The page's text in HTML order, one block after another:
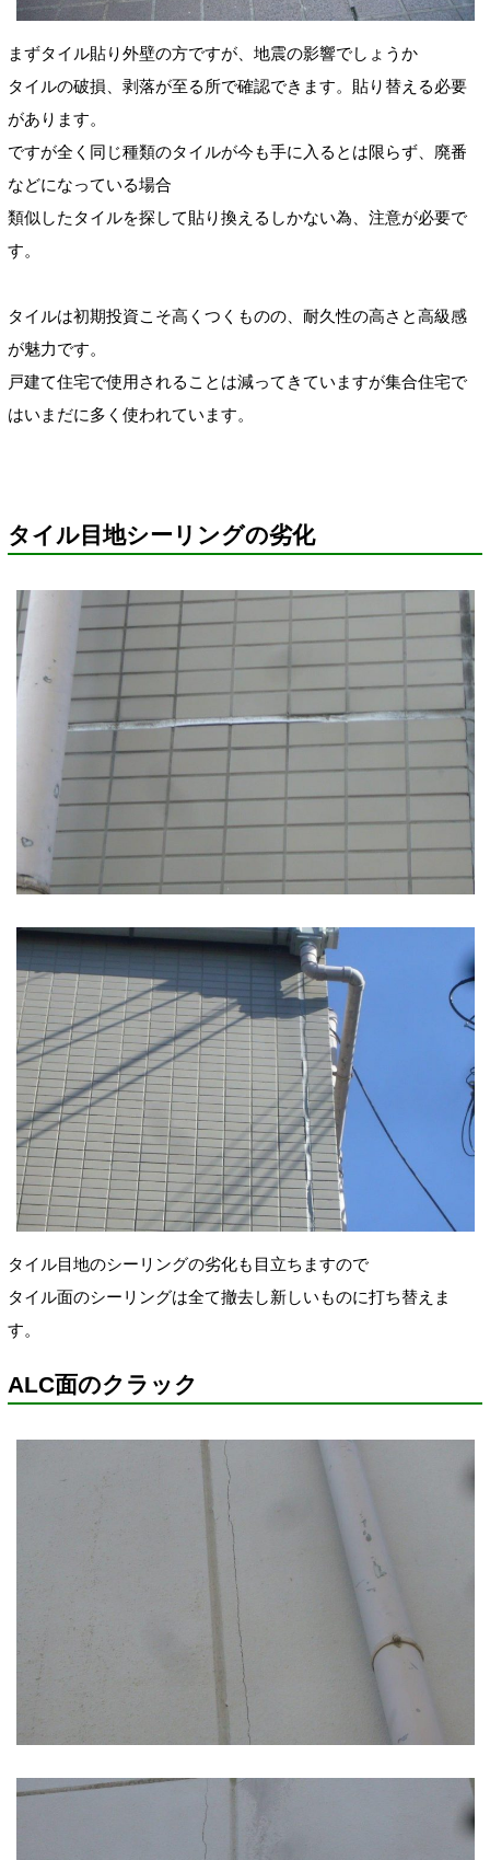
まずタイル貼り外壁の方ですが、地震の影響でしょうか
タイルの破損、剥落が至る所で確認できます。貼り替える必要
があります。
ですが全く同じ種類のタイルが今も手に入るとは限らず、廃番
などになっている場合
類似したタイルを探して貼り換えるしかない為、注意が必要で
す。
タイルは初期投資こそ高くつくものの、耐久性の高さと高級感
が魅力です。
戸建て住宅で使用されることは減ってきていますが集合住宅で
はいまだに多く使われています。
タイル目地シーリングの劣化
タイル目地のシーリングの劣化も目立ちますので
タイル面のシーリングは全て撤去し新しいものに打ち替えま
す。
ALC面のクラック